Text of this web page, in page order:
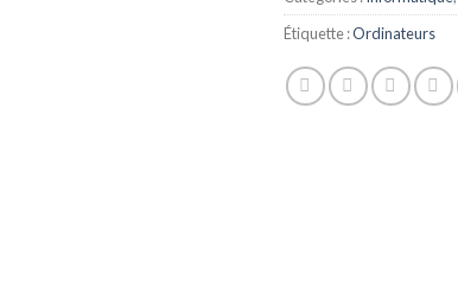
Étiquette :Ordinateurs